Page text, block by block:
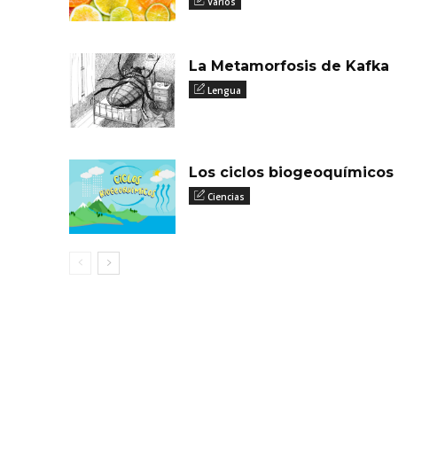
La Metamorfosis de Kafka
Lengua
Los ciclos biogeoquímicos
Ciencias